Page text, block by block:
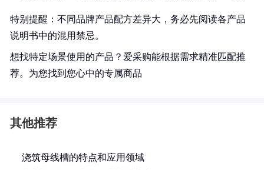
特别提醒：不同品牌产品配方差异大，务必先阅读各产品
说明书中的混用禁忌。
想找特定场景使用的产品？爱采购能根据需求精准匹配推
荐。为您找到您心中的专属商品
其他推荐
浇筑母线槽的特点和应用领域